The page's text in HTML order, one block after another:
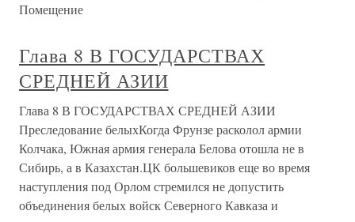
Помещение
Глава 8 В ГОСУДАРСТВАХ
СРЕДНЕЙ АЗИИ
Глава 8 В ГОСУДАРСТВАХ СРЕДНЕЙ АЗИИ
Преследование белыхКогда Фрунзе расколол армии
Колчака, Южная армия генерала Белова отошла не в
Сибирь, а в Казахстан.ЦК большевиков еще во время
наступления под Орлом стремился не допустить
объединения белых войск Северного Кавказа и